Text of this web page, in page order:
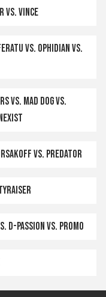
Vince
vs. Ophidian vs.
vs. Mad Dog vs.
vs. Predator
D-Passion vs. Promo